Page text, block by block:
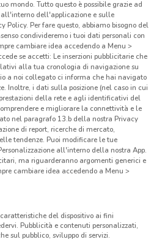
VIA
C.SO
P.ZZA
826 m
mondo. Tutto questo è possibile grazie ad
dell'applicazione e sulle
Per fare questo, abbiamo bisogno del
condivideremo i tuoi dati personali con
cambiare idea accedendo a Menu >
se accetti: Le inserzioni pubblicitarie che
alla tua cronologia di navigazione su
a noi collegato ci informa che hai navigato
Inoltre, i dati sulla posizione (nel caso in cui
della rete e agli identificativi del
e migliorare la connettività e le
nel paragrafo 13.b della nostra Privacy
di report, ricerche di mercato,
tendenze. Puoi modificare le tue
all'interno della nostra App.
ma riguarderanno argomenti generici e
cambiare idea accedendo a Menu >
del dispositivo ai fini
Pubblicità e contenuti personalizzati,
sul pubblico, sviluppo di servizi.